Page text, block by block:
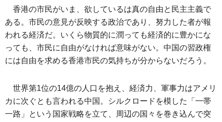
香港の市民がいま、欲しているは真の自由と民主主義で
ある。市民の意見が反映する政治であり、努力した者が報
われる経済だ。いくら物質的に潤っても経済的に豊かにな
っても、市民に自由がなければ意味がない。中国の習政権
には自由を求める香港市民の気持ちが分からないだろう。
世界第1位の14億の人口を抱え、経済力、軍事力はアメリ
カに次ぐとも言われる中国。シルクロードを模した「一帯
一路」という国家戦略を立て、周辺の国々を巻き込んで突